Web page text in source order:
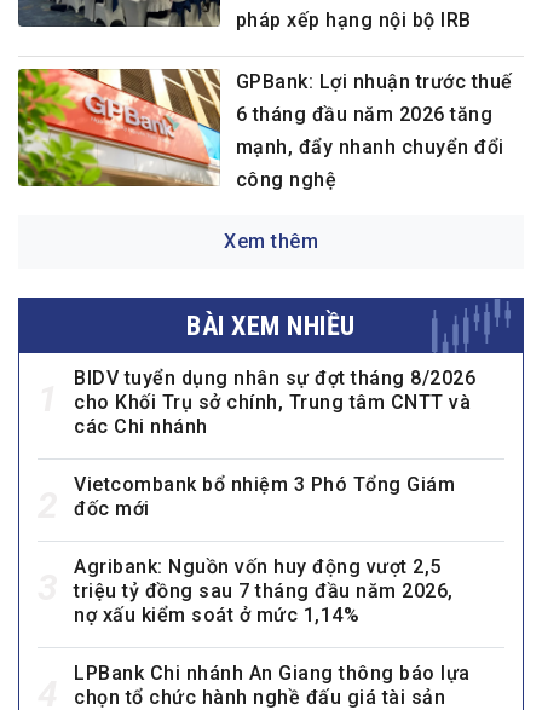
pháp xếp hạng nội bộ IRB
GPBank: Lợi nhuận trước thuế
6 tháng đầu năm 2026 tăng
mạnh, đẩy nhanh chuyển đổi
công nghệ
Xem thêm
BÀI XEM NHIỀU
BIDV tuyển dụng nhân sự đợt tháng 8/2026
cho Khối Trụ sở chính, Trung tâm CNTT và
các Chi nhánh
Vietcombank bổ nhiệm 3 Phó Tổng Giám
đốc mới
Agribank: Nguồn vốn huy động vượt 2,5
triệu tỷ đồng sau 7 tháng đầu năm 2026,
nợ xấu kiểm soát ở mức 1,14%
LPBank Chi nhánh An Giang thông báo lựa
chọn tổ chức hành nghề đấu giá tài sản